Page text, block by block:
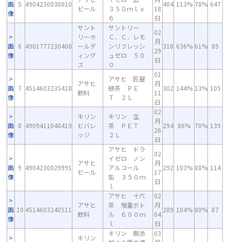
画
像
5 4904230030010
ビール
３５０ｍｌｘ
６
18
日
404 113% 78% 647
画
像
6 4901777230408
サント
リーホ
ールデ
ィング
ス
サントリー
Ｃ．Ｃ．レモ
ンリフレッシ
ュゼロ ５０
０
02
月
29
日
318 636% 61% 89
画
像
7 4514603235418
アサヒ
飲料
アサヒ 匠屋
緑茶 ＰＥ
Ｔ ２Ｌ
01
月
11
日
302 144% 13% 105
画
像
8 4909411048419
キリン
ビバレ
ッジ
キリン 生
茶 ＰＥＴ
２Ｌ
02
月
26
日
294 86% 70% 139
画
像
9 4904230029991
アサヒ
ビール
アサヒ ドラ
イゼロ ノン
アルコール
缶 ３５０ｍ
ｌ
02
月
17
日
292 103% 88% 114
画
像
10 4514603240511
アサヒ
飲料
アサヒ 十六
茶 増量ボト
ル ６００ｍ
ｌ
02
月
04
日
289 104% 80% 87
キリン
キリン 無添
03